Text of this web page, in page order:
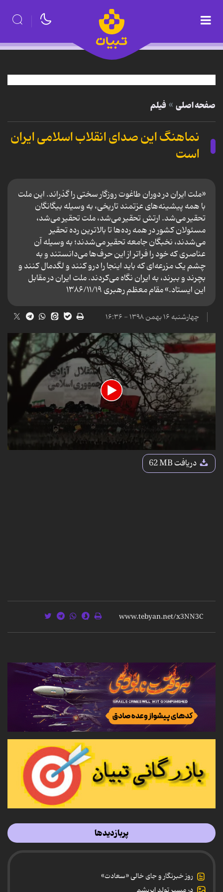
صفحه اصلی فیلم
نماهنگ این صدای انقلاب اسلامی ایران
است
«ملت ایران در دوران طاغوت روزگار سختی را گذراند. این ملت
با همه‌ پیشینه‌های عزتمند تاریخی، به وسیله‌ بیگانگان
تحقیر می‌شد. ارتش تحقیر می‌شد، ملت تحقیر می‌شد،
مسئولان کشور در همه‌ رده‌ها تا بالاترین رده تحقیر
می‌شدند، نخبگان جامعه تحقیر می‌شدند؛ به وسیله‌ آن
عناصری که خود را فراتر از این حرف‌ها می‌دانستند و به
چشم یک مزرعه‌ای که باید اینجا را درو کنند و لگدمال کنند و
بچرند و ببرند، به ایران نگاه می‌کردند. ملت ایران در مقابل
این ایستاد.» مقام معظم رهبری ۱۳۸۶/۱۱/۱۹
چهارشنبه ۱۶ بهمن ۱۳۹۸ - ۱۶:۳۶
0
دریافت62 MB
پربازدیدها
روز خبرنگار و جای خالی «سعادت»
در مسیر تولد ابریشم